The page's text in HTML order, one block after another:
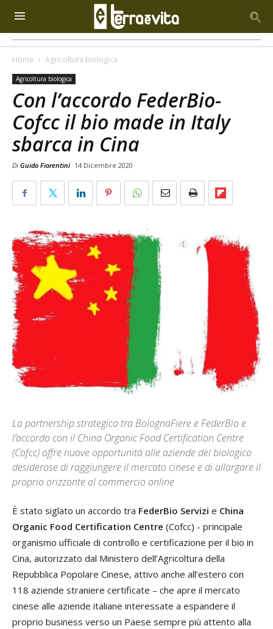
Home Agricoltura biologica
Agricoltura biologica
Con l’accordo FederBio-
Cofcc il bio made in Italy
sbarca in Cina
Di Guido Fiorentini 14 Dicembre 2020
La partnership strategica tra BolognaFiere e FederBio e
l’accordo con il China Organic Food Certification Centre
(Cofcc) offre nuove opportunità alle aziende del biologico
desiderose di raggiungere il mercato cinese e di allargare il
proprio orizzonte al commercio online
È stato siglato un accordo tra FederBio Servizi e China
Organic Food Certification Centre (Cofcc) - principale
organismo ufficiale di controllo e certificazione per il bio in
Cina, autorizzato dal Ministero dell’Agricoltura della
Repubblica Popolare Cinese, attivo anche all’estero con
118 aziende straniere certificate – che apre il mercato
cinese alle aziende italiane interessate a espandere il
proprio business verso un Paese sempre più attento alla